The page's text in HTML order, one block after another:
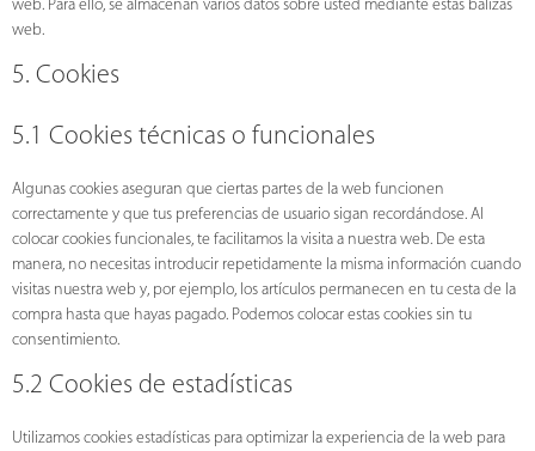
web. Para ello, se almacenan varios datos sobre usted mediante estas balizas
web.
5. Cookies
5.1 Cookies técnicas o funcionales
Algunas cookies aseguran que ciertas partes de la web funcionen
correctamente y que tus preferencias de usuario sigan recordándose. Al
colocar cookies funcionales, te facilitamos la visita a nuestra web. De esta
manera, no necesitas introducir repetidamente la misma información cuando
visitas nuestra web y, por ejemplo, los artículos permanecen en tu cesta de la
compra hasta que hayas pagado. Podemos colocar estas cookies sin tu
consentimiento.
5.2 Cookies de estadísticas
Utilizamos cookies estadísticas para optimizar la experiencia de la web para